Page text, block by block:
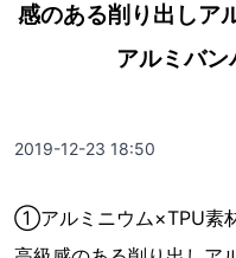
感のある削り出しア
アルミバン
2019-12-23 18:50
①アルミニウム×TPU素